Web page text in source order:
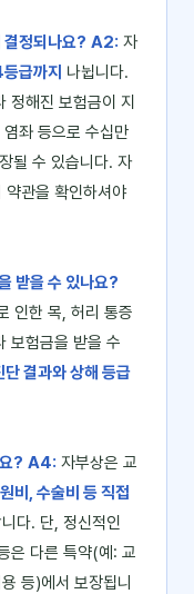
결정되나요? A2: 자
급까지 나뉩니다.
정해진 보험금이 지
좌 등으로 수십만
될 수 있습니다. 자
약관을 확인하셔야
받을 수 있나요?
인한 목, 허리 통증
보험금을 받을 수
단 결과와 상해 등급
? A4: 자부상은 교
비, 수술비 등 직접
다. 단, 정신적인
은 다른 특약(예: 교
등)에서 보장됩니